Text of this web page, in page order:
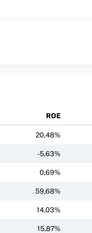
ROE
20,48%
-5,63%
0,69%
59,68%
14,03%
15,87%